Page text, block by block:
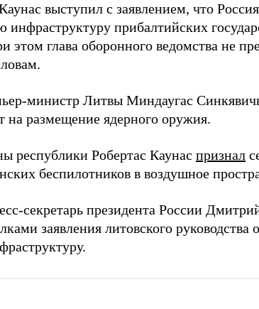
выступил с заявлением, что
инфраструктуру прибалтийских
этом глава оборонного ведомства не
министр Литвы Миндаугас
на размещение ядерного оружия.
республики Робертас Каунас признал
беспилотников в воздушное
секретарь президента России
заявления литовского